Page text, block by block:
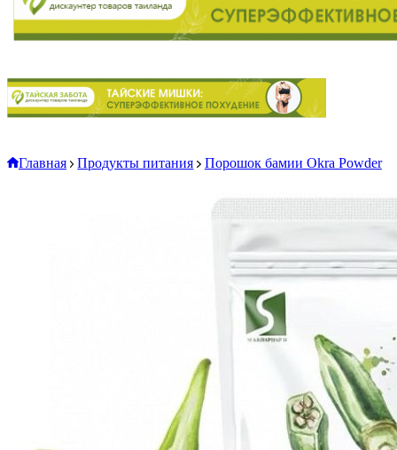
Главная Продукты питания Порошок бамии Okra Powder